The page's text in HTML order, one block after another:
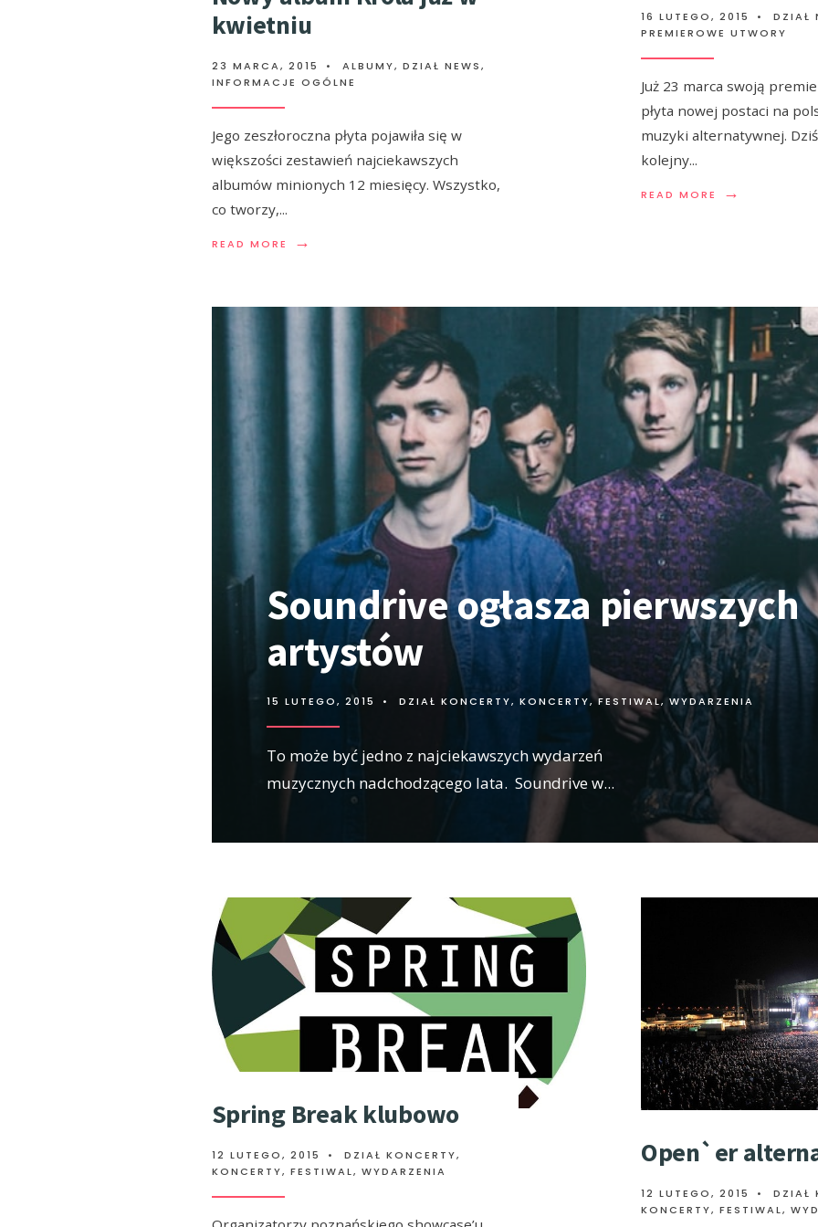
kwietniu
23 MARCA, 2015 • ALBUMY, DZIAŁ NEWS,
INFORMACJE OGÓLNE
Jego zeszłoroczna płyta pojawiła się w
większości zestawień najciekawszych
albumów minionych 12 miesięcy. Wszystko,
co tworzy,...
READ MORE →
16 LUTEGO, 2015 •
DZIAŁ
PREMIEROWE UTWORY
Już 23 marca swoją
płyta nowej postaci na
muzyki alternatywnej.
kolejny...
READ MORE →
Soundrive ogłasza pierwszych
artystów
15 LUTEGO, 2015 • DZIAŁ KONCERTY, KONCERTY, FESTIWAL, WYDARZENIA
To może być jedno z najciekawszych wydarzeń
muzycznych nadchodzącego lata. Soundrive w...
Spring Break klubowo
12 LUTEGO, 2015 • DZIAŁ KONCERTY,
KONCERTY, FESTIWAL, WYDARZENIA
Open`er
12 LUTEGO, 2015 •
DZIAŁ
KONCERTY, FESTIWAL,